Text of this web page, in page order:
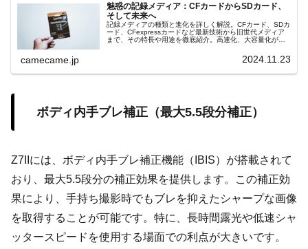
魅惑の記録メディア：CFカードからSDカード、
そして未来へ
記録メディアの種類と進化を詳しく解説。CFカード、SDカ
ード、CFexpressカードなど最新技術から旧世代メディア
まで、その特長や用途を徹底紹介。高速化、大容量化が進
camecame.jp 2024.11.23
ボディ内手ブレ補正（最大5.5段分補正）
Z7IIには、ボディ内手ブレ補正機能（IBIS）が搭載されて
おり、最大5.5段分の補正効果を提供します。この補正効
果により、手持ち撮影時でもブレを抑えたシャープな画像
を取得することが可能です。特に、長時間露光や低速シャ
ッタースピードを使用する場面での利点が大きいです。